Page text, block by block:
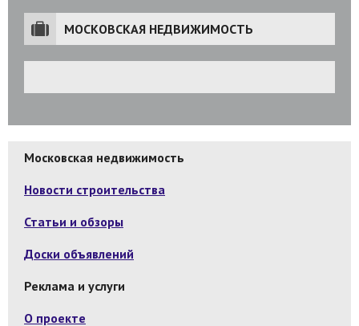
МОСКОВСКАЯ НЕДВИЖИМОСТЬ
Московская недвижимость
Новости строительства
Статьи и обзоры
Доски объявлений
Реклама и услуги
О проекте